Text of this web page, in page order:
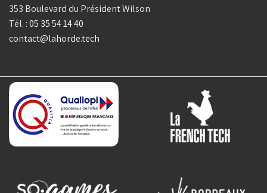
353 Boulevard du Président Wilson
Tél. :05 35 54 14 40
contact@lahorde.tech